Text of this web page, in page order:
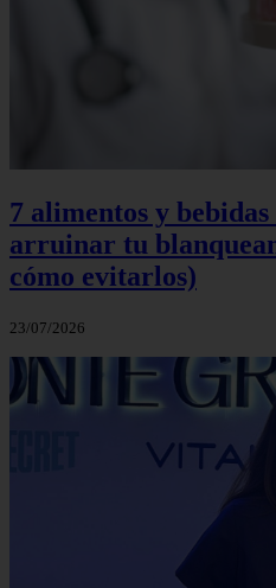
7 alimentos y bebidas
arruinar tu
cómo evitarlos)
23/07/2026